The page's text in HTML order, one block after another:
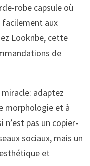
robe capsule où
facilement aux
Looknbe, cette
de
adaptez
morphologie et à
pas un copier-
sociaux, mais un
et